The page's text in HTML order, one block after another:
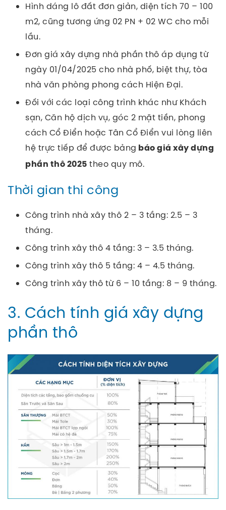
Hình dáng lô đất đơn giản, diện tích 70 – 100
m2, cũng tương ứng 02 PN + 02 WC cho mỗi
lầu.
Đơn giá xây dựng nhà phần thô áp dụng từ
ngày 01/04/2025 cho nhà phố, biệt thự, tòa
nhà văn phòng phong cách Hiện Đại.
Đối với các loại công trình khác như Khách
sạn, Căn hộ dịch vụ, góc 2 mặt tiền, phong
cách Cổ Điển hoặc Tân Cổ Điển vui lòng liên
hệ trực tiếp để được bảng báo giá xây dựng
phần thô 2025 theo quy mô.
Thời gian thi công
Công trình nhà xây thô 2 – 3 tầng: 2.5 – 3
tháng.
Công trình xây thô 4 tầng: 3 – 3.5 tháng.
Công trình xây thô 5 tầng: 4 – 4.5 tháng.
Công trình xây thô từ 6 – 10 tầng: 8 – 9 tháng.
3. Cách tính giá xây dựng
phần thô